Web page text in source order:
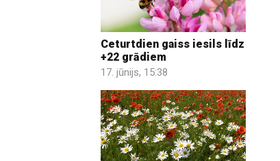
Ceturtdien gaiss iesils līdz
+22 grādiem
17. jūnijs, 15:38